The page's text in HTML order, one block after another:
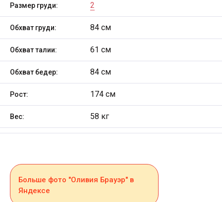
Размер груди: 2
Обхват груди: 84 см
Обхват талии: 61 см
Обхват бедер: 84 см
Рост: 174 см
Вес: 58 кг
Больше фото "Оливия Брауэр" в
Яндексе